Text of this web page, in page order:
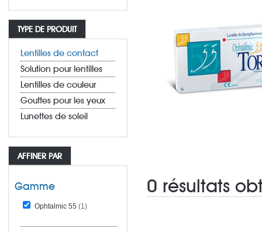
TYPE DE PRODUIT
Lentilles de contact
Solution pour lentilles
Lentilles de couleur
Gouttes pour les yeux
Lunettes de soleil
AFFINER PAR
Gamme
Ophtalmic 55 (1)
0 résultats